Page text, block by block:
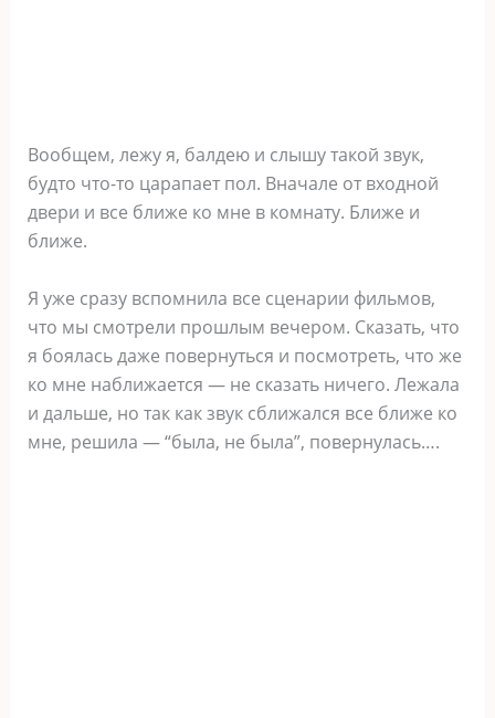
Вообщем, лежу я, балдею и слышу такой звук,
будто что-то царапает пол. Вначале от входной
двери и все ближе ко мне в комнату. Ближе и
ближе.
Я уже сразу вспомнила все сценарии фильмов,
что мы смотрели прошлым вечером. Сказать, что
я боялась даже повернуться и посмотреть, что же
ко мне наближается — не сказать ничего. Лежала
и дальше, но так как звук сближался все ближе ко
мне, решила — “была, не была”, повернулась….